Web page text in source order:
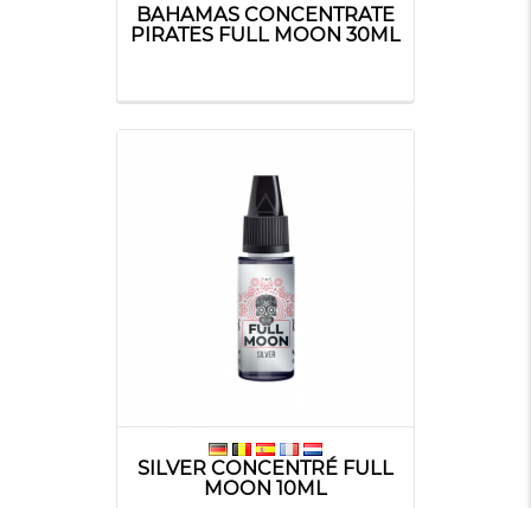
BAHAMAS CONCENTRATE
PIRATES FULL MOON 30ML
SILVER CONCENTRÉ FULL
MOON 10ML